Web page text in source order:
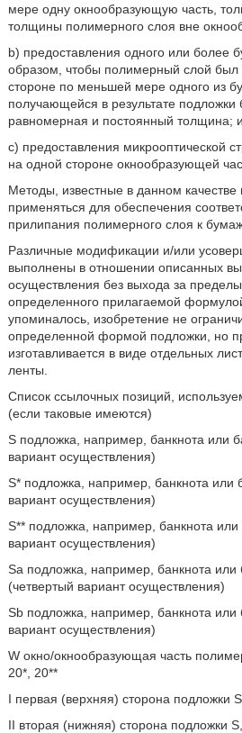
мере одну окнообразующую часть,
толщины полимерного слоя вне
b) предоставления одного или более
образом, чтобы полимерный слой был
стороне по меньшей мере одного из
получающейся в результате
равномерная и постоянный толщина; и
c) предоставления микрооптической
на одной стороне окнообразующей
Методы, известные в данном качестве
применяться для обеспечения
прилипания полимерного слоя к
Различные модификации и/или
выполнены в отношении описанных
осуществления без выхода за
определенного прилагаемой
упоминалось, изобретение не
определенной формой подложки, но
изготавливается в виде отдельных
ленты.
Список ссылочных позиций,
(если таковые имеются)
S подложка, например, банкнота или
вариант осуществления)
S* подложка, например, банкнота или
вариант осуществления)
S** подложка, например, банкнота или
вариант осуществления)
Sa подложка, например, банкнота или
(четвертый вариант осуществления)
Sb подложка, например, банкнота или
вариант осуществления)
W окно/окнообразующая часть
20*, 20**
I первая (верхняя) сторона подложки
II вторая (нижняя) сторона подложки